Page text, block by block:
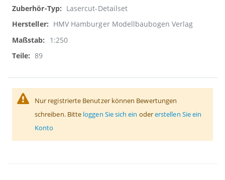
Informationen
Lasercut-Detailset
HMV Hamburger Modellbaubogen Verlag
1:250
89
Nur registrierte Benutzer können Bewertungen
schreiben. Bitte loggen Sie sich ein odererstellen Sie ein
Konto